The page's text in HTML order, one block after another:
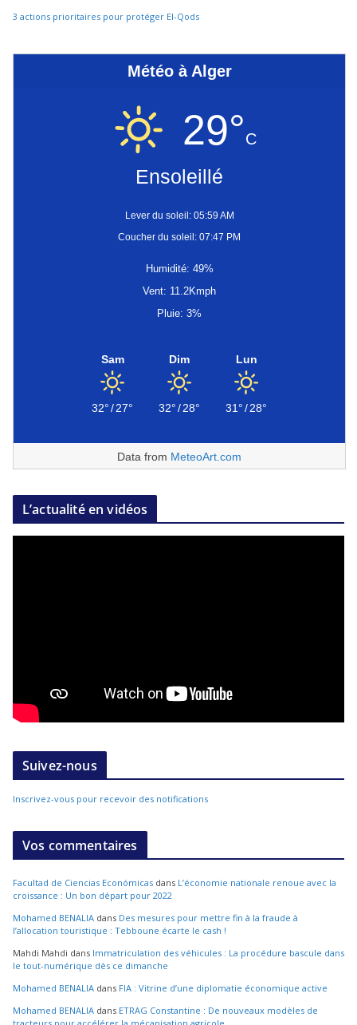
3 actions prioritaires pour protéger El-Qods
Météo à Alger
29°C
Ensoleillé
Lever du soleil: 05:59 AM
Coucher du soleil: 07:47 PM
Humidité: 49%
Vent: 11.2Kmph
Pluie: 3%
Sam
32°/27°
Dim
32°/28°
Lun
31°/28°
Data from MeteoArt.com
L’actualité en vidéos
Suivez-nous
Inscrivez-vous pour recevoir des notifications
Vos commentaires
Facultad de Ciencias Económicas dans L’économie nationale renoue avec la
croissance : Un bon départ pour 2022
Mohamed BENALIA dans Des mesures pour mettre fin à la fraude à
l’allocation touristique : Tebboune écarte le cash !
Mahdi Mahdi dans Immatriculation des véhicules : La procédure bascule dans
le tout-numérique dès ce dimanche
Mohamed BENALIA dans FIA : Vitrine d’une diplomatie économique active
Mohamed BENALIA dans ETRAG Constantine : De nouveaux modèles de